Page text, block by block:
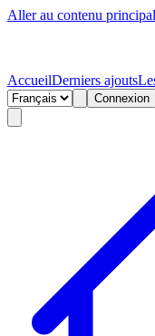
Aller au contenu principal
AccueilDerniers ajouts
Connexion